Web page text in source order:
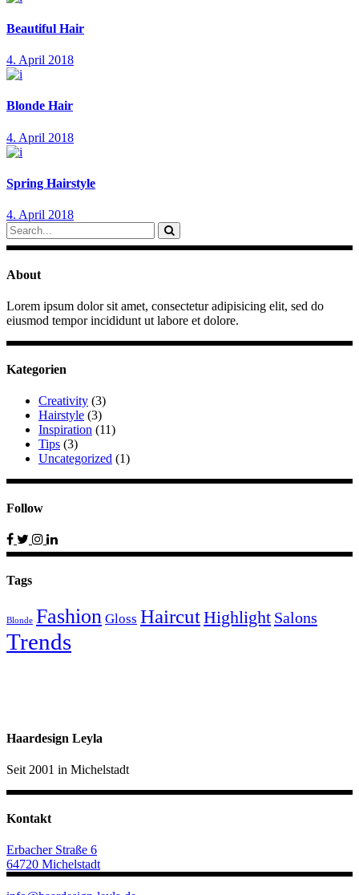
Beautiful Hair
4. April 2018
Blonde Hair
4. April 2018
Spring Hairstyle
4. April 2018
Search
for:
About
Lorem ipsum dolor sit amet, consectetur adipisicing elit, sed do
eiusmod tempor incididunt ut labore et dolore.
Kategorien
Creativity (3)
Hairstyle (3)
Inspiration (11)
Tips (3)
Uncategorized (1)
Follow
Tags
Blonde Fashion Gloss HaircutHighlight Salons
Trends
Haardesign Leyla
Seit 2001 in Michelstadt
Kontakt
Erbacher Straße 6
64720 Michelstadt